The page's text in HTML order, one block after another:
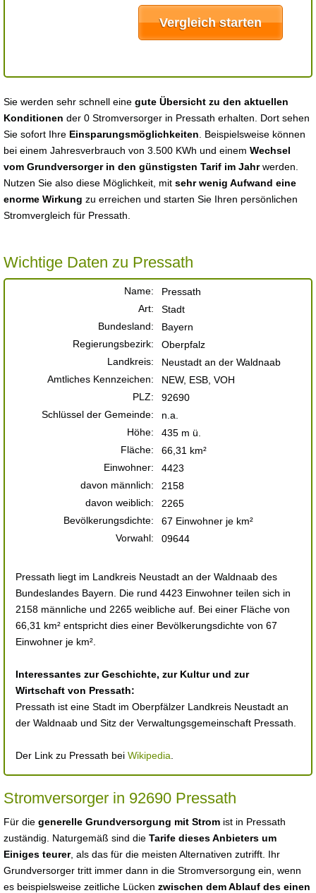
Sie werden sehr schnell eine gute Übersicht zu den aktuellen
Konditionen der 0 Stromversorger in Pressath erhalten. Dort sehen
Sie sofort Ihre Einsparungsmöglichkeiten . Beispielsweise können
bei einem Jahresverbrauch von 3.500 KWh und einem Wechsel
vom Grundversorger in den günstigsten Tarif im Jahrwerden.
Nutzen Sie also diese Möglichkeit, mit sehr wenig Aufwand eine
enorme Wirkung zu erreichen und starten Sie Ihren persönlichen
Stromvergleich für Pressath.
Wichtige Daten zu Pressath
Name:
Pressath
Art:
Stadt
Bundesland:
Bayern
Regierungsbezirk:
Oberpfalz
Landkreis:
Neustadt an der Waldnaab
Amtliches Kennzeichen:
NEW, ESB, VOH
PLZ:
92690
Schlüssel der Gemeinde:
n.a.
Höhe:
435 m ü.
Fläche:
66,31 km²
Einwohner:
4423
davon männlich:
2158
davon weiblich:
2265
Bevölkerungsdichte:
67 Einwohner je km²
Vorwahl:
09644
Pressath liegt im Landkreis Neustadt an der Waldnaab des
Bundeslandes Bayern. Die rund 4423 Einwohner teilen sich in
2158 männliche und 2265 weibliche auf. Bei einer Fläche von
66,31 km² entspricht dies einer Bevölkerungsdichte von 67
Einwohner je km².
Interessantes zur Geschichte, zur Kultur und zur
Wirtschaft von Pressath:
Pressath ist eine Stadt im Oberpfälzer Landkreis Neustadt an
der Waldnaab und Sitz der Verwaltungsgemeinschaft Pressath.
Der Link zu Pressath bei Wikipedia
Stromversorger in 92690 Pressath
Für die generelle Grundversorgung mit Strom ist in Pressath
zuständig. Naturgemäß sind die Tarife dieses Anbieters um
Einiges teurer, als das für die meisten Alternativen zutrifft. Ihr
Grundversorger tritt immer dann in die Stromversorgung ein, wenn
es beispielsweise zeitliche Lücken zwischen dem Ablauf des einen